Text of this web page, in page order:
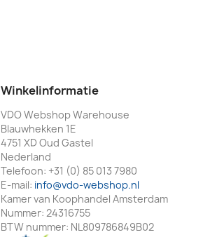
Winkelinformatie
VDO Webshop Warehouse
Blauwhekken 1E
4751 XD Oud Gastel
Nederland
Telefoon: +31 (0) 85 013 7980
E-mail: info@vdo-webshop.nl
Kamer van Koophandel Amsterdam
Nummer: 24316755
BTW nummer: NL809786849B02